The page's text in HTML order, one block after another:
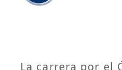
La carrera por el